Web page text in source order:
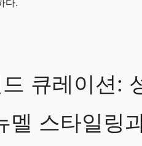
큐레이션:
멜 스타일링